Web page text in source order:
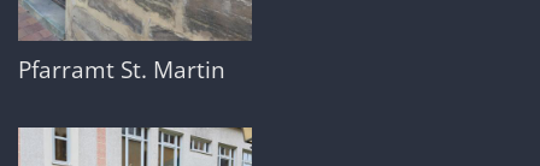
Pfarramt St. Martin